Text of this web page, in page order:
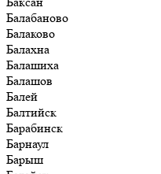
Балабаново
Балаково
Балахна
Балашиха
Балашов
Балей
Балтийск
Барабинск
Барнаул
Барыш